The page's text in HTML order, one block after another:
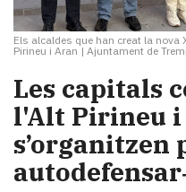
Els alcaldes que han creat la nova
Pirineu i Aran | Ajuntament de
Les capitals
l'Alt Pirineu
s’organitzen